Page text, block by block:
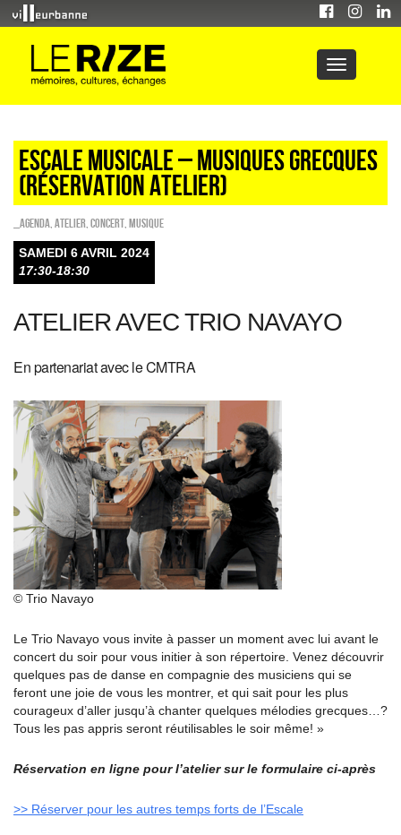
ESCALE MUSICALE – MUSIQUES GRECQUES
(réservation atelier)
_Agenda Atelier Concert Musique
SAMEDI 6 AVRIL 2024
17:30-18:30
ATELIER AVEC TRIO NAVAYO
En partenariat avec le CMTRA
© Trio Navayo
Le Trio Navayo vous invite à passer un moment avec lui avant le
concert du soir pour vous initier à son répertoire. Venez découvrir
quelques pas de danse en compagnie des musiciens qui se
feront une joie de vous les montrer, et qui sait pour les plus
courageux d’aller jusqu’à chanter quelques mélodies grecques…?
Tous les pas appris seront réutilisables le soir même! »
Réservation en ligne pour l’atelier sur le formulaire ci-après
>> Réserver pour les autres temps forts de l’Escale